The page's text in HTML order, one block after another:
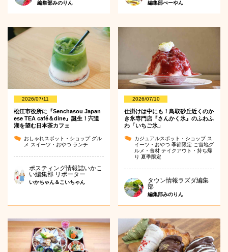
編集部みのりん 編集部べーやん
2026/07/11
松江市役所に『Senchasou Japan
ese TEA café＆dine』誕生！宍道
湖を望む日本茶カフェ
おしゃれスポット・ショップ グル
メ スイーツ・おやつ ランチ
ポスティング情報誌いかこ
い編集部 リポーター
いかちゃん＆こいちゃん
2026/07/10
仕掛けは中にも！鳥取砂丘近くのか
き氷専門店『さんかく氷』のふわふ
わ「いちご氷」
カジュアルスポット・ショップ ス
イーツ・おやつ季節限定 ご当地グ
ルメ・食材テイクアウト・持ち帰
り夏季限定
タウン情報ラズダ編集
部
編集部みのりん